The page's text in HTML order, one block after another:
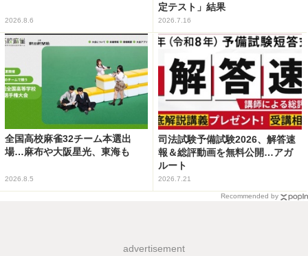
2026.8.6
定テスト」結果
2026.7.16
全国高校麻雀32チーム本選出
場…麻布や大阪星光、東海も
2026.8.5
司法試験予備試験2026、解答速
報＆総評動画を無料公開…アガ
ルート
2026.7.21
Recommended by
advertisement